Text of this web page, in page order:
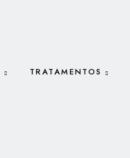
TRATAMENTOS